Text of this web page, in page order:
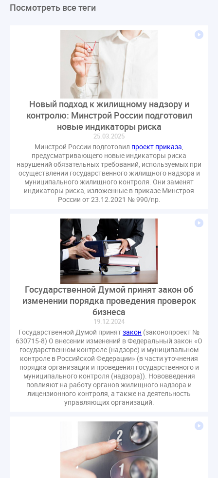
ЛикбезЖКХ
ЖКХ
Строительная неделя
лицензирование
Верховный суд
управляющие компании
Экспертное мнение
капремонт
Комитет по строительству и ЖКХ
Малахов Конференция
Обсуждение
Постановление Правительства РФ
ЖКУ
Новое качество
ОСС
Правила
задолженность граждан
ГОСТ
Мероприятия
Постановление
Правительство РФ
исполнительная надпись
ВДГО
ВКГО
Персональные данные
Приказ
Сергей Пахомов
ЭкспертЖКХ
договор управления МКД
операторы связи
проверки
газовое оборудование
государственная дума
обращение
общее имущество
проверки ЖКХ
саморегулирование
управляющие организации
Альберт Короленко
ЖК РФ КоАП РФ
Почта России
Стандарты и качество
встреча
налоговая реформа
общее собрание собственников
пени по жку
перерасчет платы
тарифы
теплоснабжение
штраф
ВОК
Всероссийское совещание
ГД
Госсовет
ЕИРЦ
Жилищная инспекция
Закон Хинштейна
Зарубежный опыт
Исследования
Казань
Минфин НДС
Общественная палата
Регулирование Персональные данные ЕГРН
СРО регулирование ГЖИ лицензирование надзор
Сотрудничество
вебинар
выставка ЖКХ
законопроект
Посмотреть все теги
Новый подход к жилищному надзору и
контролю: Минстрой России подготовил
новые индикаторы риска
25.03.2025
Минстрой России подготовил проект приказа,
предусматривающего новые индикаторы риска
нарушений обязательных требований, используемых при
осуществлении государственного жилищного надзора и
муниципального жилищного контроля. Они заменят
индикаторы риска, изложенные в приказе Минстроя
России от 23.12.2021 № 990/пр.
Государственной Думой принят закон об
изменении порядка проведения проверок
бизнеса
19.12.2024
Государственной Думой принятзакон (законопроект №
630715-8) О внесении изменений в Федеральный закон «О
государственном контроле (надзоре) и муниципальном
контроле в Российской Федерации» (в части уточнения
порядка организации и проведения государственного и
муниципального контроля (надзора)). Нововведения
повлияют на работу органов жилищного надзора и
лицензионного контроля, а также на деятельность
управляющих организаций.